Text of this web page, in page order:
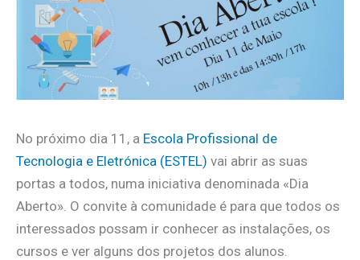
No próximo dia 11, a Escola Profissional de
Tecnologia e Eletrónica (ESTEL) vai abrir as suas
portas a todos, numa iniciativa denominada «Dia
Aberto». O convite à comunidade é para que todos os
interessados possam ir conhecer as instalações, os
cursos e ver alguns dos projetos dos alunos.